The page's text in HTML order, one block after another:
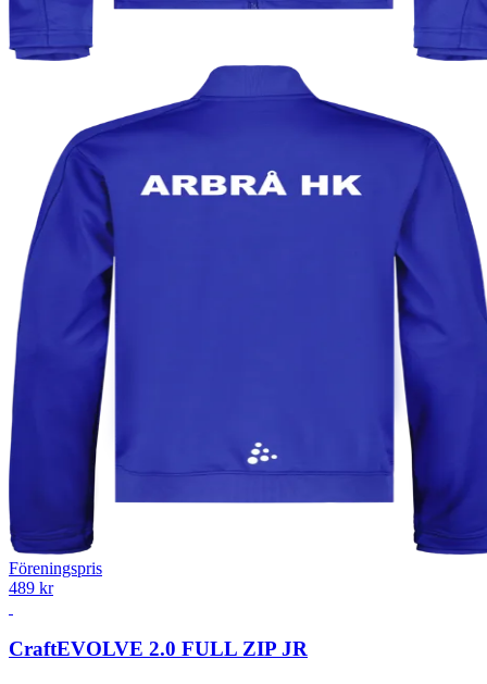
Föreningspris
489 kr
CraftEVOLVE 2.0 FULL ZIP JR